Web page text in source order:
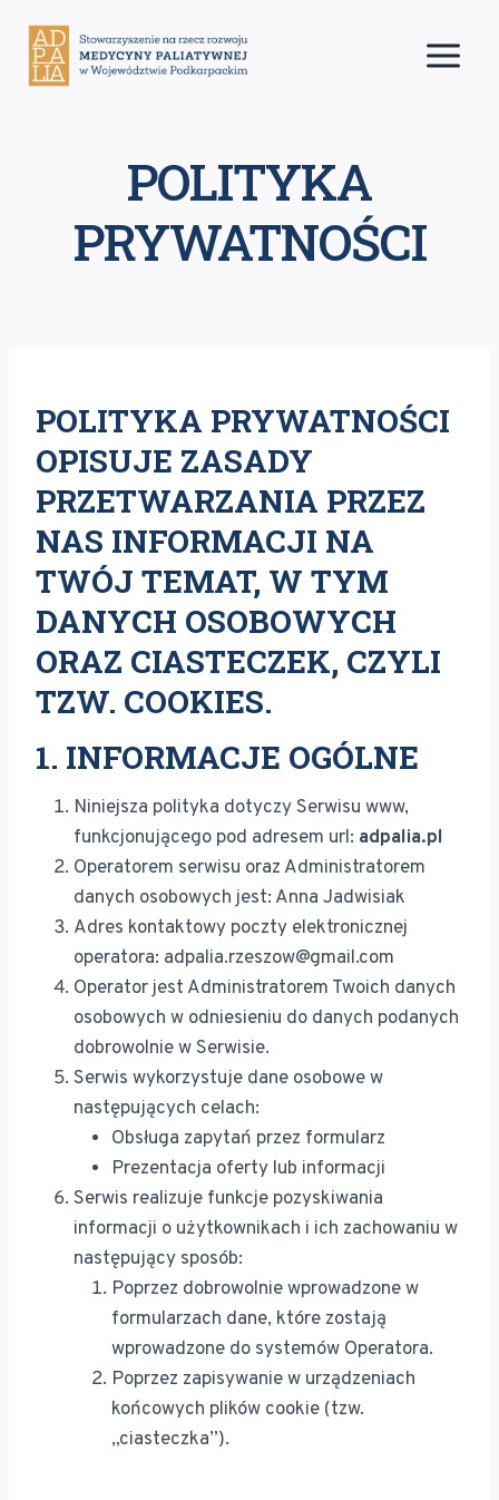
treści
POLITYKA
PRYWATNOŚCI
POLITYKA PRYWATNOŚCI
OPISUJE ZASADY
PRZETWARZANIA PRZEZ
NAS INFORMACJI NA
TWÓJ TEMAT, W TYM
DANYCH OSOBOWYCH
ORAZ CIASTECZEK, CZYLI
TZW. COOKIES.
1. INFORMACJE OGÓLNE
Niniejsza polityka dotyczy Serwisu www,
funkcjonującego pod adresem url: adpalia.pl
Operatorem serwisu oraz Administratorem
danych osobowych jest: Anna Jadwisiak
Adres kontaktowy poczty elektronicznej
operatora: adpalia.rzeszow@gmail.com
Operator jest Administratorem Twoich danych
osobowych w odniesieniu do danych podanych
dobrowolnie w Serwisie.
Serwis wykorzystuje dane osobowe w
następujących celach:
Obsługa zapytań przez formularz
Prezentacja oferty lub informacji
Serwis realizuje funkcje pozyskiwania
informacji o użytkownikach i ich zachowaniu w
następujący sposób:
Poprzez dobrowolnie wprowadzone w
formularzach dane, które zostają
wprowadzone do systemów Operatora.
Poprzez zapisywanie w urządzeniach
końcowych plików cookie (tzw.
„ciasteczka”).